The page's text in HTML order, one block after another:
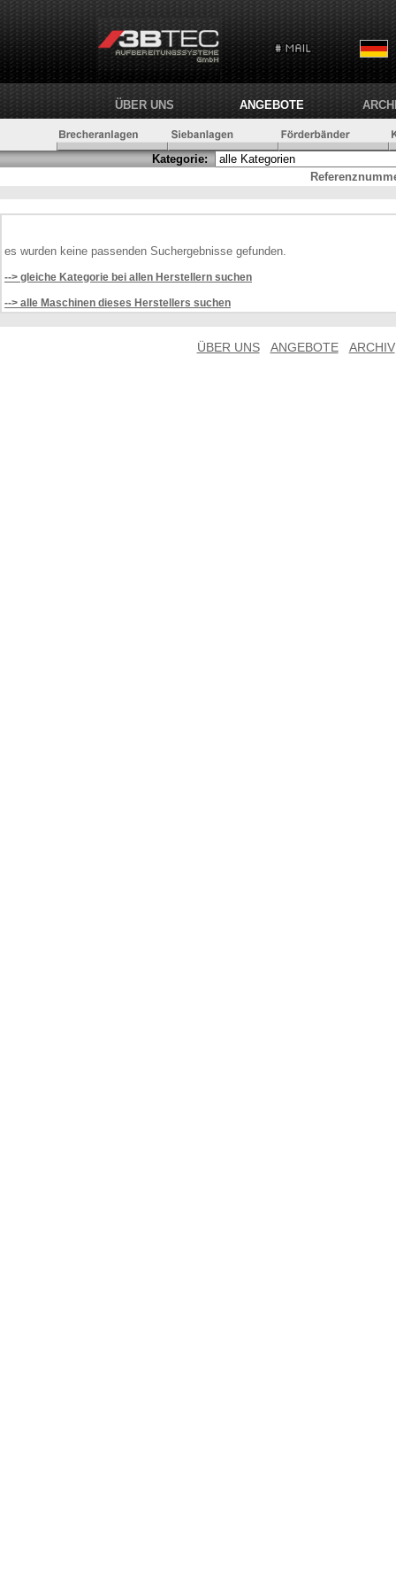
ÜBER UNS ANGEBOTE
Kategorie:
es wurden keine passenden Suchergebnisse gefunden.
--> gleiche Kategorie bei allen Herstellern suchen
--> alle Maschinen dieses Herstellers suchen
ÜBER UNS ANGEBOTE ARCHIV